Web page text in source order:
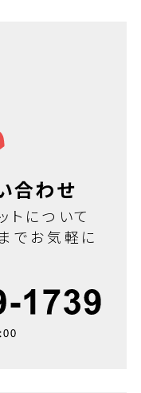
合わせ
トについて
でお気軽に